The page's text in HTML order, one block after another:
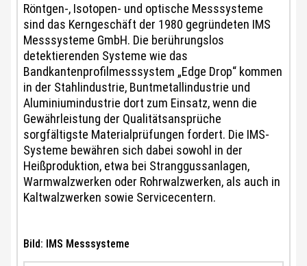
Röntgen-, Isotopen- und optische Messsysteme
sind das Kerngeschäft der 1980 gegründeten IMS
Messsysteme GmbH. Die berührungslos
detektierenden Systeme wie das
Bandkantenprofilmesssystem „Edge Drop“ kommen
in der Stahlindustrie, Buntmetallindustrie und
Aluminiumindustrie dort zum Einsatz, wenn die
Gewährleistung der Qualitätsansprüche
sorgfältigste Materialprüfungen fordert. Die IMS-
Systeme bewähren sich dabei sowohl in der
Heißproduktion, etwa bei Stranggussanlagen,
Warmwalzwerken oder Rohrwalzwerken, als auch in
Kaltwalzwerken sowie Servicecentern.
Bild: IMS Messsysteme